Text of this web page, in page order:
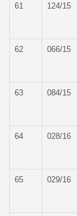
61 124/15
62 066/15
63 084/15
64 028/16
65 029/16